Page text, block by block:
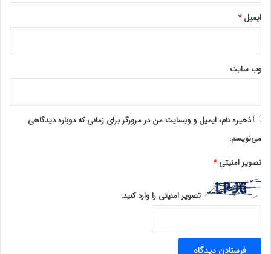
ایمیل*
وب‌ سایت
ذخیره نام، ایمیل و وبسایت من در مرورگر برای زمانی که دوباره دیدگاهی
می‌نویسم.
تصویر امنیتی*
تصویر امنیتی را وارد کنید: